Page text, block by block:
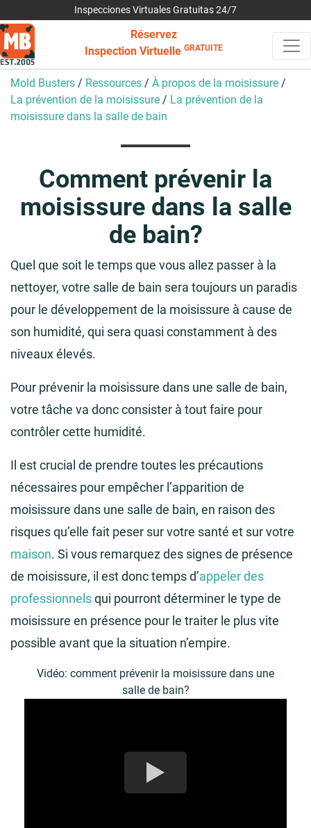
Inspecciones Virtuales Gratuitas 24/7
Réservez
Inspection Virtuelle GRATUITE
Mold Busters / Ressources / À propos de la moisissure /
La prévention de la moisissure / La prévention de la
moisissure dans la salle de bain
Comment prévenir la
moisissure dans la salle
de bain?
Quel que soit le temps que vous allez passer à la
nettoyer, votre salle de bain sera toujours un paradis
pour le développement de la moisissure à cause de
son humidité, qui sera quasi constamment à des
niveaux élevés.
Pour prévenir la moisissure dans une salle de bain,
votre tâche va donc consister à tout faire pour
contrôler cette humidité.
Il est crucial de prendre toutes les précautions
nécessaires pour empêcher l’apparition de
moisissure dans une salle de bain, en raison des
risques qu’elle fait peser sur votre santé et sur votre
maison. Si vous remarquez des signes de présence
de moisissure, il est donc temps d’appeler des
professionnelsqui pourront déterminer le type de
moisissure en présence pour le traiter le plus vite
possible avant que la situation n’empire.
Vidéo: comment prévenir la moisissure dans une
salle de bain?